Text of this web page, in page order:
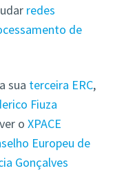
redes
de
sua terceira ERC,
Fiuza
o XPACE
Europeu de
Gonçalves